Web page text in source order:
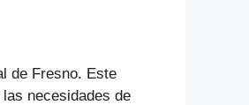
de Fresno. Este
necesidades de